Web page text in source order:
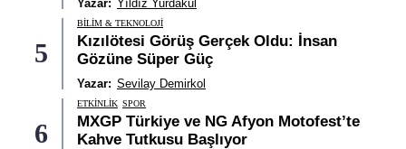
Yazar: Yıldız Yurdakul
5
BILIM & TEKNOLOJI
Kızılötesi Görüş Gerçek Oldu: İnsan
Gözüne Süper Güç
Yazar: Sevilay Demirkol
6
ETKINLIK SPOR
MXGP Türkiye ve NG Afyon Motofest’te
Kahve Tutkusu Başlıyor